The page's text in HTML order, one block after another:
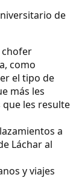
de
chofer
como
el tipo de
más les
les resulte
a
Láchar al
y viajes